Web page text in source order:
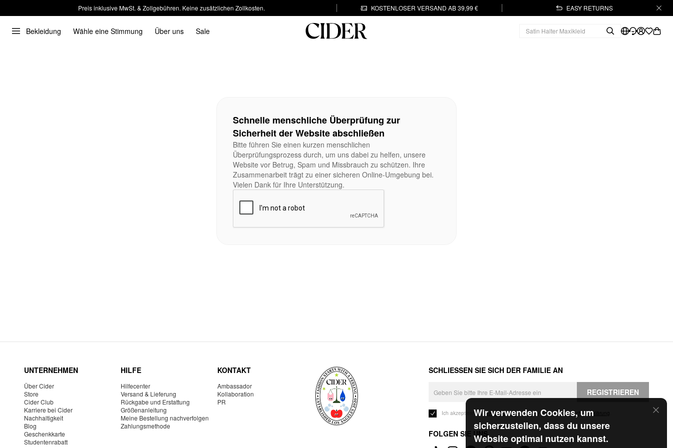
Preis inklusive MwSt. & Zollgebühren. Keine zusätzlichen Zollkosten. KOSTENLOSER VERSAND AB 39,99 € EASY RETURNS
Bekleidung Wähle eine Stimmung Über uns Sale
Wir verwenden Cookies, um
sicherzustellen, dass du unsere
Website optimal nutzen kannst.
Schnelle menschliche Überprüfung zur
Sicherheit der Website abschließen
Bitte führen Sie einen kurzen menschlichen
Überprüfungsprozess durch, um uns dabei zu helfen, unsere
Website vor Betrug, Spam und Missbrauch zu schützen. Ihre
Zusammenarbeit trägt zu einer sicheren Online-Umgebung bei.
Vielen Dank für Ihre Unterstützung.
UNTERNEHMEN
Über Cider
Store
Cider Club
Karriere bei Cider
Nachhaltigkeit
Blog
Geschenkkarte
Studentenrabatt
HILFE
Hilfecenter
Versand & Lieferung
Rückgabe und Erstattung
Größenanleitung
Meine Bestellung nachverfolgen
Zahlungsmethode
KONTAKT
Ambassador
Kollaboration
PR
SCHLIESSEN SIE SICH DER FAMILIE AN
REGISTRIEREN
Ich akzeptiere dieGeschäftsbedingungen und die Datenschutzerklärung
FOLGEN SIE UNS